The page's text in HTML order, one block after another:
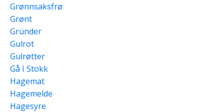
Grønnsaksfrø
Grønt
Gründer
Gulrot
Gulrøtter
Gå I Stokk
Hagemat
Hagemelde
Hagesyre